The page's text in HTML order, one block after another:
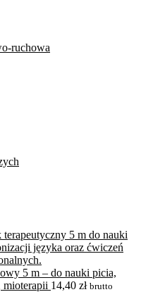
ruchowa
5 m – do nauki picia,
mioterapii 14,40 zł brutto